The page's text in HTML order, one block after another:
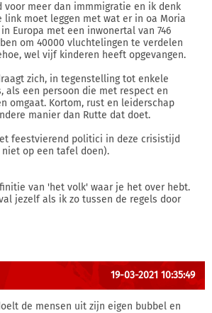
voor meer dan immmigratie en ik denk
link moet leggen met wat er in oa Moria
Europa met een inwonertal van 746
om 40000 vluchtelingen te verdelen
wel vijf kinderen heeft opgevangen.
zich, in tegenstelling tot enkele
als een persoon die met respect en
omgaat. Kortom, rust en leiderschap
manier dan Rutte dat doet.
feestvierend politici in deze crisistijd
op een tafel doen).
van 'het volk' waar je het over hebt.
jezelf als ik zo tussen de regels door
19-03-2021 10:35:49
de mensen uit zijn eigen bubbel en